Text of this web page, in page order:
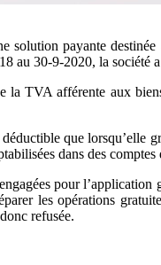
solution payante
au 30-9-2020, la société
la TVA afférente aux
que lorsqu’elle
dans des
pour
les opérations
refusée.